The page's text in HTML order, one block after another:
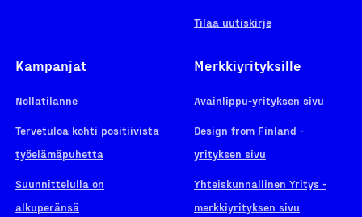
Tilaa uutiskirje
Kampanjat
Nollatilanne
Tervetuloa kohti positiivista
työelämäpuhetta
Suunnittelulla on
alkuperänsä
Merkkiyrityksille
Avainlippu-yrityksen sivu
Design from Finland -
yrityksen sivu
Yhteiskunnallinen Yritys -
merkkiyrityksen sivu